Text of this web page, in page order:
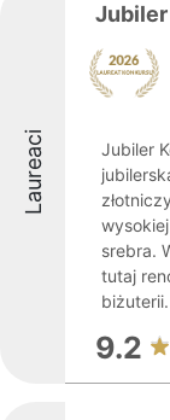
Laureaci
Jubiler
Jubiler
srebra.
tutaj
9.2